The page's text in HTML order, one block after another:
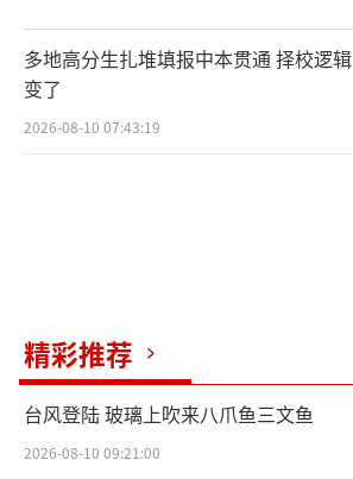
多地高分生扎堆填报中本贯通 择校逻辑
变了
2026-08-10 07:43:19
精彩推荐
台风登陆 玻璃上吹来八爪鱼三文鱼
2026-08-10 09:21:00